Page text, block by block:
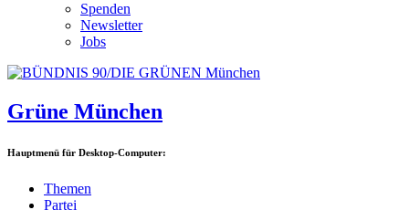
Spenden
Newsletter
Jobs
Grüne München
Hauptmenü für Desktop-Computer:
Themen
Partei